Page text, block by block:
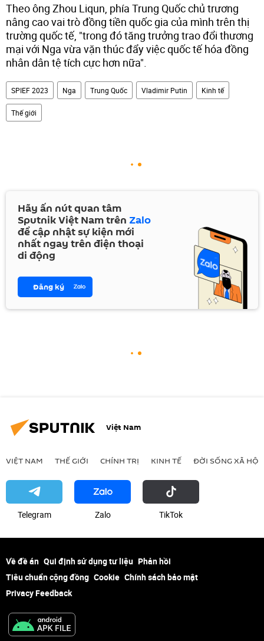
Theo ông Zhou Liqun, phía Trung Quốc chủ trương
nâng cao vai trò đồng tiền quốc gia của mình trên thị
trường quốc tế, "trong đó tăng trưởng trao đổi thương
mại với Nga vừa vặn thúc đẩy việc quốc tế hóa đồng
nhân dân tệ tích cực hơn nữa".
SPIEF 2023 Nga Trung Quốc Vladimir Putin Kinh tế
Thế giới
Hãy ấn nút quan tâm
Sputnik Việt Nam trên Zalo
để cập nhật sự kiện mới
nhất ngay trên điện thoại
di động
Đăng ký
Việt Nam
VIỆT NAM THẾ GIỚI CHÍNH TRỊ KINH TẾ ĐỜI SỐNG XÃ HỘI
Telegram Zalo ТikТоk
Về đề án Qui định sử dụng tư liệu Phản hồi
Tiêu chuẩn cộng đồng Cookie Chính sách bảo mật
Privacy Feedback